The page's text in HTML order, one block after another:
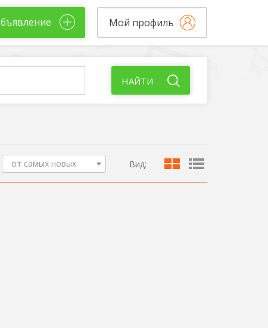
Мой профиль
НАЙТИ
от самых новых Вид: